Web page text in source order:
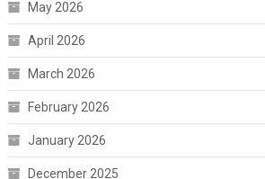
May 2026
April 2026
March 2026
February 2026
January 2026
December 2025